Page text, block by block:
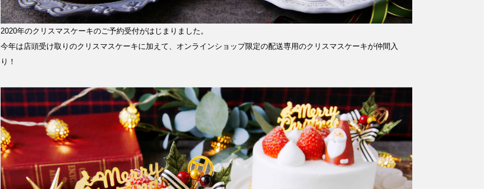
2020年のクリスマスケーキのご予約受付がはじまりました。
今年は店頭受け取りのクリスマスケーキに加えて、オンラインショップ限定の配送専用のクリスマスケーキが仲間入
り！